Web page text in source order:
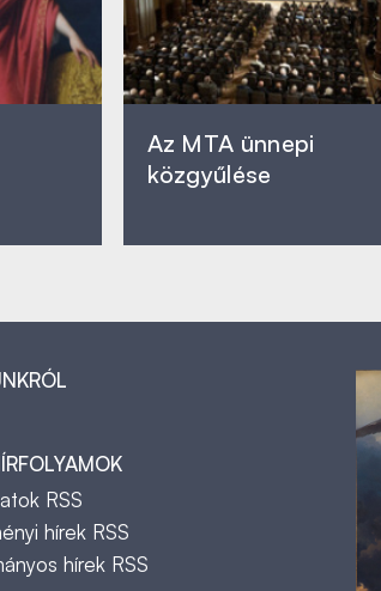
Az MTA ünnepi
közgyűlése
RSS
hírek RSS
hírek RSS